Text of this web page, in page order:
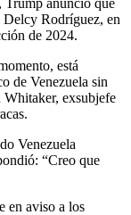
Trump anunció que
Delcy Rodríguez, en
de 2024.
está
de Venezuela sin
exsubjefe
Venezuela
“Creo que
en aviso a los